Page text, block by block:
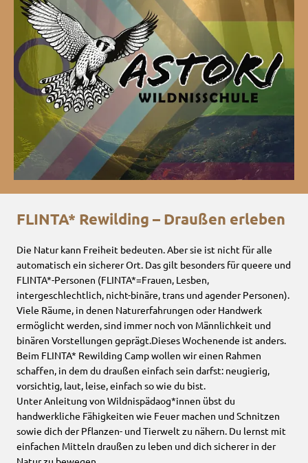
FLINTA* Rewilding – Draußen erleben
Die Natur kann Freiheit bedeuten. Aber sie ist nicht für alle
automatisch ein sicherer Ort. Das gilt besonders für queere und
FLINTA*-Personen (FLINTA*=Frauen, Lesben,
intergeschlechtlich, nicht-binäre, trans und agender Personen).
Viele Räume, in denen Naturerfahrungen oder Handwerk
ermöglicht werden, sind immer noch von Männlichkeit und
binären Vorstellungen geprägt.Dieses Wochenende ist anders.
Beim FLINTA* Rewilding Camp wollen wir einen Rahmen
schaffen, in dem du draußen einfach sein darfst: neugierig,
vorsichtig, laut, leise, einfach so wie du bist.
Unter Anleitung von Wildnispädaog*innen übst du
handwerkliche Fähigkeiten wie Feuer machen und Schnitzen
sowie dich der Pflanzen- und Tierwelt zu nähern. Du lernst mit
einfachen Mitteln draußen zu leben und dich sicherer in der